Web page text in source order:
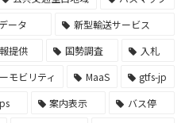
ータ
新型輸送サービス
提供 国勢調査
入札
モビリティ MaaS
gtfs-jp
案内表示
バス停